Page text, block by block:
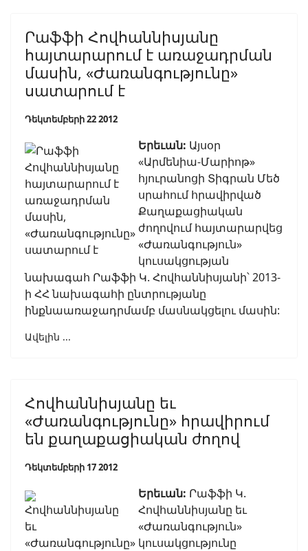
Րաֆֆի Հովհաննիսյանը
հայտարարում է առաջադրման
մասին, «Ժառանգությունը»
սատարում է
Դեկտեմբերի 22 2012
Երեւան: Այսօր
«Արմենիա-Մարիոթ»
հյուրանոցի Տիգրան Մեծ
սրահում հրավիրված
Քաղաքացիական
ժողովում հայտարարվեց
«Ժառանգություն»
կուսակցության
նախագահ Րաֆֆի Կ. Հովհաննիսյանի՝ 2013-
ի ՀՀ նախագահի ընտրությանը
ինքնաառաջադրմամբ մասնակցելու մասին:
Ավելին ...
Հովհաննիսյանը եւ
«Ժառանգությունը» հրավիրում
են քաղաքացիական ժողով
Դեկտեմբերի 17 2012
Երեւան: Րաֆֆի Կ.
Հովհաննիսյանը եւ
«Ժառանգություն»
կուսակցությունը